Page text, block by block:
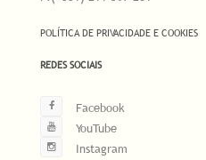
POLÍTICA DE PRIVACIDADE E COOKIES
REDES SOCIAIS
Facebook
YouTube
Instagram